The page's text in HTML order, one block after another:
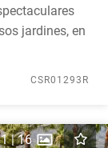
jardines, en
CSR01293R
1|16